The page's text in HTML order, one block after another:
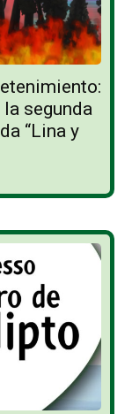
segunda
“Lina y